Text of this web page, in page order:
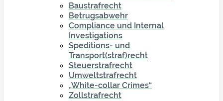
Baustrafrecht
Betrugsabwehr
Compliance und Internal
Investigations
Speditions- und
Transport(straf)recht
Steuerstrafrecht
Umweltstrafrecht
„White-collar Crimes“
Zollstrafrecht